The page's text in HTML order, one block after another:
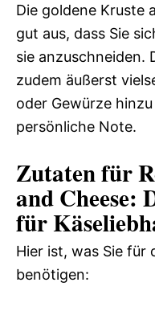
Die goldene Kruste
gut aus, dass Sie
sie anzuschneiden.
zudem äußerst
oder Gewürze
persönliche Note.
Zutaten für
and Cheese:
für
Hier ist, was Sie für
benötigen: